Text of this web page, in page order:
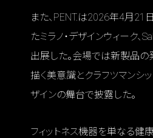
また、PENT.は2026年4月21
たミラノ・デザインウィーク、
出展した。会場では新製品の
描く美意識とクラフツマンシ
ザインの舞台で披露した。
フィットネス機器を単なる健